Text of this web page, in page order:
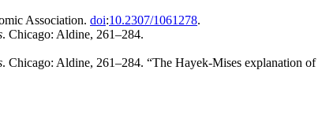
Association. doi:10.2307/1061278.
. Chicago: Aldine, 261–284.
. Chicago: Aldine, 261–284. “The Hayek-Mises explanation of